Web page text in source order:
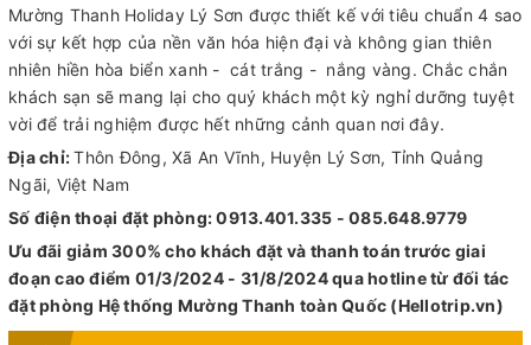
Mường Thanh Holiday Lý Sơn được thiết kế với tiêu chuẩn 4 sao
với sự kết hợp của nền văn hóa hiện đại và không gian thiên
nhiên hiền hòa biển xanh - cát trắng - nắng vàng. Chắc chắn
khách sạn sẽ mang lại cho quý khách một kỳ nghỉ dưỡng tuyệt
vời để trải nghiệm được hết những cảnh quan nơi đây.
Địa chỉ:Thôn Đông, Xã An Vĩnh, Huyện Lý Sơn, Tỉnh Quảng
Ngãi, Việt Nam
Số điện thoại đặt phòng: 0913.401.335 - 085.648.9779
Ưu đãi giảm 300% cho khách đặt và thanh toán trước giai
đoạn cao điểm 01/3/2024 - 31/8/2024 qua hotline từ đối tác
đặt phòng Hệ thống Mường Thanh toàn Quốc (Hellotrip.vn)